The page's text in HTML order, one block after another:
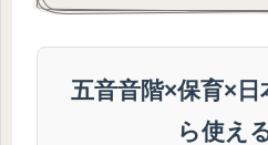
五音音階×保育×
ら使え